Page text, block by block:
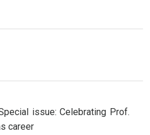
issue: Celebrating Prof.
career